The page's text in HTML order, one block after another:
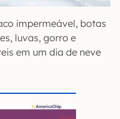
impermeável, botas
luvas, gorro e
em um dia de neve